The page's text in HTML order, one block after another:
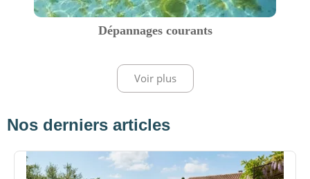
Dépannages courants
Voir plus
Nos derniers articles